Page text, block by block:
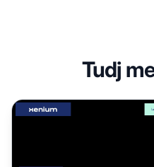
Tudj
Xenium Network